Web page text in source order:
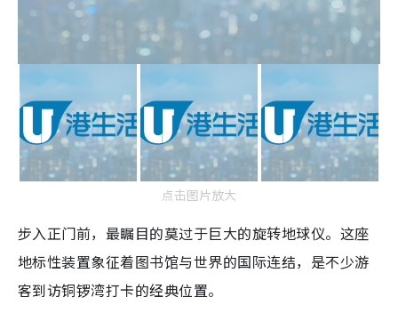
点击图片放大
步入正门前，最瞩目的莫过于巨大的旋转地球仪。这座
地标性装置象征着图书馆与世界的国际连结，是不少游
客到访铜锣湾打卡的经典位置。